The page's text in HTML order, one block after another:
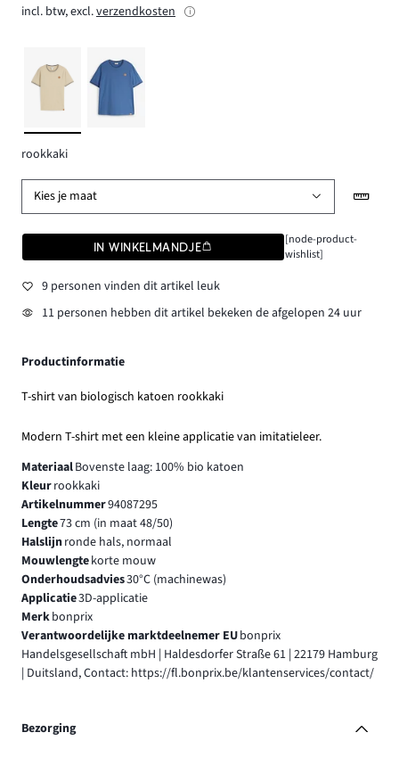
incl. btw, excl.verzendkosten
rookkaki
Kies je maat
IN WINKELMANDJE
[node-product-
wishlist]
9 personen vinden dit artikel leuk
11 personen hebben dit artikel bekeken de afgelopen 24 uur
Productinformatie
T-shirt van biologisch katoen rookkaki
Modern T-shirt met een kleine applicatie van imitatieleer.
MateriaalBovenste laag: 100% bio katoen
Kleurrookkaki
Artikelnummer94087295
Lengte73 cm (in maat 48/50)
Halslijnronde hals, normaal
Mouwlengtekorte mouw
Onderhoudsadvies30°C (machinewas)
Applicatie3D-applicatie
Merkbonprix
Verantwoordelijke marktdeelnemer EUbonprix
Handelsgesellschaft mbH | Haldesdorfer Straße 61 | 22179 Hamburg
| Duitsland, Contact: https://fl.bonprix.be/klantenservices/contact/
Bezorging